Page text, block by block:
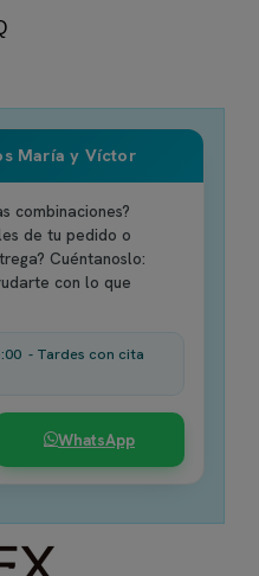
María y Víctor
combinaciones?
de tu pedido o
Cuéntanoslo:
con lo que
- Tardes con cita
WhatsApp